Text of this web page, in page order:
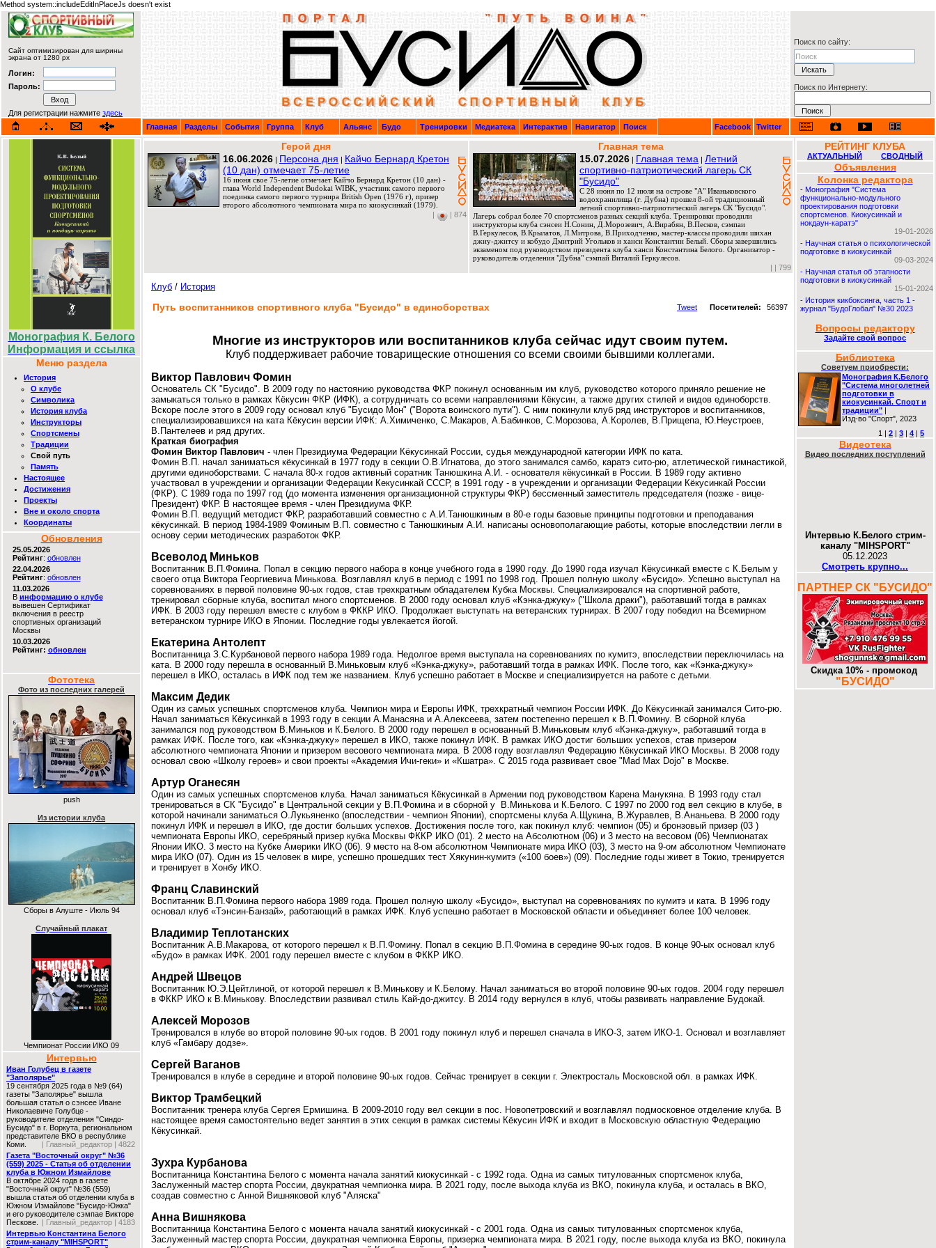
Method system::includeEditInPlaceJs doesn't exist
Сайт оптимизирован для ширины
экрана от 1280 px
Логин:
Пароль:
Для регистрации нажмите здесь
Поиск по сайту:
Поиск по Интернету:
Главная Разделы События Группа Клуб Альянс Будо Тренировки Медиатека Интерактив Навигатор Поиск Facebook Twitter
Монография К. Белого
Информация и ссылка
Меню раздела
История
О клубе
Cимволика
История клуба
Инструкторы
Спортсмены
Традиции
Свой путь
Память
Настоящее
Достижения
Проекты
Вне и около спорта
Координаты
Обновления
25.05.2026
Рейтинг: обновлен
22.04.2026
Рейтинг: обновлен
11.03.2026
В информацию о клубе
вывешен Сертификат
включения в реестр
спортивных организаций
Москвы
10.03.2026
Рейтинг: обновлен
Фототека
Фото из последних галерей
push
Из истории клуба
Сборы в Алуште - Июль 94
Случайный плакат
Чемпионат России ИКО 09
Интервью
Иван Голубец в газете
"Заполярье"
19 сентября 2025 года в №9 (64)
газеты "Заполярье" вышла
большая статья о сэнсее Иване
Николаевиче Голубце -
руководителе отделения "Синдо-
Бусидо" в г. Воркута, региональном
представителе ВКО в республике
Коми.
| Главный_редактор | 4822
Газета "Восточный округ" №36
(559) 2025 - Статья об отделении
клуба в Южном Измайлове
В октябре 2024 годв в газете
"Восточный округ" №36 (559)
вышла статья об отделении клуба в
Южном Измайлове "Бусидо-Южка"
и его руководителе сэмпае Викторе
Пескове.
| Главный_редактор | 4183
Интервью Константина Белого
стрим-каналу "MIHSPORT"
Герой дня
16.06.2026 | Персона дня | Кайчо Бернард Кретон
(10 дан) отмечает 75-летие
16 июня свое 75-летие отмечает Кайчо Бернард Кретон (10 дан) -
глава World Independent Budokai WIBK, участник самого первого
поединка самого первого турнира British Open (1976 г), призер
второго абсолютного чемпионата мира по киокусинкай (1979).
|
| 874
Главная тема
15.07.2026 | Главная тема | Летний
спортивно-патриотический лагерь СК
"Бусидо"
C 28 июня по 12 июля на острове "А" Иваньковского
водохранилища (г. Дубна) прошел 8-ой традиционный
летний спортивно-патриотический лагерь СК "Бусидо".
Лагерь собрал более 70 спортсменов разных секций клуба. Тренировки проводили
инструкторы клуба сэнсеи Н.Сонин, Д.Морозевич, А.Вирабян, В.Песков, сэмпаи
В.Геркулесов, В.Крылатов, Л.Митрова, В.Приходченко, мастер-классы проводили шихан
джиу-джитсу и кобудо Дмитрий Угольков и ханси Константин Белый. Сборы завершились
экзаменом под руководством президента клуба ханси Константина Белого. Организатор -
руководитель отделения "Дубна" сэмпай Виталий Геркулесов.
| | 799
Клуб / История
Путь воспитанников спортивного клуба "Бусидо" в единоборствах Tweet Посетителей: 56397
Многие из инструкторов или воспитанников клуба сейчас идут своим путем.
Клуб поддерживает рабочие товарищеские отношения со всеми своими бывшими коллегами.
Виктор Павлович Фомин
Основатель СК "Бусидо". В 2009 году по настоянию руководства ФКР покинул основанным им клуб, руководство которого приняло решение не
замыкаться только в рамках Кёкусин ФКР (ИФК), а сотрудничать со всеми направлениями Кёкусин, а также других стилей и видов единоборств.
Вскоре после этого в 2009 году основал клуб "Бусидо Мон" ("Ворота воинского пути"). С ним покинули клуб ряд инструкторов и воспитанников,
специализировавшихся на ката Кёкусин версии ИФК: А.Химиченко, С.Макаров, А.Бабинков, С.Морозова, А.Королев, В.Прищепа, Ю.Неустроев,
В.Пантелеев и ряд других.
Краткая биография
Фомин Виктор Павлович - член Президиума Федерации Кёкусинкай России, судья международной категории ИФК по ката.
Фомин В.П. начал заниматься кёкусинкай в 1977 году в секции О.В.Игнатова, до этого занимался самбо, каратэ сито-рю, атлетической гимнастикой,
другими единоборствами. С начала 80-х годов активный соратник Танюшкина А.И. - основателя кёкусинкай в России. В 1989 году активно
участвовал в учреждении и организации Федерации Кекусинкай СССР, в 1991 году - в учреждении и организации Федерации Кёкусинкай России
(ФКР). С 1989 года по 1997 год (до момента изменения организационной структуры ФКР) бессменный заместитель председателя (позже - вице-
Президент) ФКР. В настоящее время - член Президиума ФКР.
Фомин В.П. ведущий методист ФКР, разработавший совместно с А.И.Танюшкиным в 80-е годы базовые принципы подготовки и преподавания
кёкусинкай. В период 1984-1989 Фоминым В.П. совместно с Танюшкиным А.И. написаны основополагающие работы, которые впоследствии легли в
основу серии методических разработок ФКР.
Всеволод Миньков
Воспитанник В.П.Фомина. Попал в секцию первого набора в конце учебного года в 1990 году. До 1990 года изучал Кёкусинкай вместе с К.Белым у
своего отца Виктора Георгиевича Минькова. Возглавлял клуб в период с 1991 по 1998 год. Прошел полную школу «Бусидо». Успешно выступал на
соревнованиях в первой половине 90-ых годов, став трехкратным обладателем Кубка Москвы. Специализировался на спортивной работе,
тренировал сборные клуба, воспитал много спортсменов. В 2000 году основал клуб «Кэнка-джуку» ("Школа драки"), работавший тогда в рамках
ИФК. В 2003 году перешел вместе с клубом в ФККР ИКО. Продолжает выступать на ветеранских турнирах. В 2007 году победил на Всемирном
ветеранском турнире ИКО в Японии. Последние годы увлекается йогой.
Екатерина Антолепт
Воспитанница З.С.Курбановой первого набора 1989 года. Недолгое время выступала на соревнованиях по кумитэ, впоследствии переключилась на
ката. В 2000 году перешла в основанный В.Миньковым клуб «Кэнка-джуку», работавший тогда в рамках ИФК. После того, как «Кэнка-джуку»
перешел в ИКО, осталась в ИФК под тем же названием. Клуб успешно работает в Москве и специализируется на работе с детьми.
Максим Дедик
Один из самых успешных спортсменов клуба. Чемпион мира и Европы ИФК, трехкратный чемпион России ИФК. До Кёкусинкай занимался Сито-рю.
Начал заниматься Кёкусинкай в 1993 году в секции А.Манасяна и А.Алексеева, затем постепенно перешел к В.П.Фомину. В сборной клуба
занимался под руководством В.Миньков и К.Белого. В 2000 году перешел в основанный В.Миньковым клуб «Кэнка-джуку», работавший тогда в
рамках ИФК. После того, как «Кэнка-джуку» перешел в ИКО, также покинул ИФК. В рамках ИКО достиг больших успехов, став призером
абсолютного чемпионата Японии и призером весового чемпионата мира. В 2008 году возглавлял Федерацию Кёкусинкай ИКО Москвы. В 2008 году
основал свою «Школу героев» и свои проекты «Академия Ичи-геки» и «Кшатра». С 2015 года развивает свое "Mad Max Dojo" в Москве.
Артур Оганесян
Один из самых успешных спортсменов клуба. Начал заниматься Кёкусинкай в Армении под руководством Карена Манукяна. В 1993 году стал
тренироваться в СК "Бусидо" в Центральной секции у В.П.Фомина и в сборной у В.Минькова и К.Белого. С 1997 по 2000 год вел секцию в клубе, в
которой начинали заниматься О.Лукьяненко (впоследствии - чемпион Японии), спортсмены клуба А.Щукина, В.Журавлев, В.Ананьева. В 2000 году
покинул ИФК и перешел в ИКО, где достиг больших успехов. Достижения после того, как покинул клуб: чемпион (05) и бронзовый призер (03 )
чемпионата Европы ИКО, серебряный призер кубка Москвы ФККР ИКО (01). 2 место на Абсолютном (06) и 3 место на весовом (06) Чемпионатах
Японии ИКО. 3 место на Кубке Америки ИКО (06). 9 место на 8-ом абсолютном Чемпионате мира ИКО (03), 3 место на 9-ом абсолютном Чемпионате
мира ИКО (07). Один из 15 человек в мире, успешно прошедших тест Хякунин-кумитэ («100 боев») (09). Последние годы живет в Токио, тренируется
и тренирует в Хонбу ИКО.
Франц Славинский
Воспитанник В.П.Фомина первого набора 1989 года. Прошел полную школу «Бусидо», выступал на соревнованиях по кумитэ и ката. В 1996 году
основал клуб «Тэнсин-Банзай», работающий в рамках ИФК. Клуб успешно работает в Московской области и объединяет более 100 человек.
Владимир Теплотанских
Воспитанник А.В.Макарова, от которого перешел к В.П.Фомину. Попал в секцию В.П.Фомина в середине 90-ых годов. В конце 90-ых основал клуб
«Будо» в рамках ИФК. 2001 году перешел вместе с клубом в ФККР ИКО.
Андрей Швецов
Воспитанник Ю.Э.Цейтлиной, от которой перешел к В.Минькову и К.Белому. Начал заниматься во второй половине 90-ых годов. 2004 году перешел
в ФККР ИКО к В.Минькову. Впоследствии развивал стиль Кай-до-джитсу. В 2014 году вернулся в клуб, чтобы развивать направление Будокай.
Алексей Морозов
Тренировался в клубе во второй половине 90-ых годов. В 2001 году покинул клуб и перешел сначала в ИКО-3, затем ИКО-1. Основал и возглавляет
клуб «Гамбару додзе».
Сергей Ваганов
Тренировался в клубе в середине и второй половине 90-ых годов. Сейчас тренирует в секции г. Электросталь Московской обл. в рамках ИФК.
Виктор Трамбецкий
Воспитанник тренера клуба Сергея Ермишина. В 2009-2010 году вел секции в пос. Новопетровский и возглавлял подмосковное отделение клуба. В
настоящее время самостоятельно ведет занятия в этих секция в рамках системы Кёкусин ИФК и входит в Московскую областную Федерацию
Кёкусинкай.
Зухра Курбанова
Воспитанница Константина Белого с момента начала занятий киокусинкай - с 1992 года. Одна из самых титулованных спортсменок клуба,
Заслуженный мастер спорта России, двукратная чемпионка мира. В 2021 году, после выхода клуба из ВКО, покинула клуба, и осталась в ВКО,
создав совместно с Анной Вишняковой клуб "Аляска"
Анна Вишнякова
Воспитанница Константина Белого с момента начала занятий киокусинкай - с 2001 года. Одна из самых титулованных спортсменок клуба,
Заслуженный мастер спорта России, двукратная чемпионка Европы, призерка чемпионата мира. В 2021 году, после выхода клуба из ВКО, покинула
РЕЙТИНГ КЛУБА
АКТУАЛЬНЫЙ СВОДНЫЙ
Объявления
Колонка редактора
- Монография "Система
функционально-модульного
проектирования подготовки
спортсменов. Киокусинкай и
нокдаун-каратэ"
19-01-2026
- Научная статья о психологической
подготовке в киокусинкай
09-03-2024
- Научная статья об этапности
подготовки в киокусинкай
15-01-2024
- История кикбоксинга, часть 1 -
журнал "БудоГлобал" №30 2023
Интервью К.Белого стрим-каналу
"MIHSPORT"
Статья про патриотизм в спорте в
журнале "Военные знания" ДОСААФ
России
21-09-2023
-Научная статья о возрасте
максимально спортивной
реализации
15-08-2023
Монография "Система многолетней
подготовки в киокусинкай. Спорт и
01-07-2023
Научная статья по индикаторам
эффективности соревновательной
деятельности
-Додзе большие и маленькие. Часть
12-08-2018
Футбол. Справедливость и
милосердие
02-07-2018
-Муром. «Знаковое» место.
25-10-2017
Додзе большие и маленькие. Часть
16. Алма-Ата. DOJO.KZ
13-10-2017
Вопросы редактору
Задайте свой вопрос
Библиотека
Советуем приобрести:
Монография К.Белого
"Система многолетней
подготовки в
киокусинкай. Спорт и
традиции" |
Изд-во "Спорт", 2023
1 | 2 | 3 | 4 | 5
Видеотека
Видео последних поступлений
Интервью К.Белого стрим-
каналу "MIHSPORT"
05.12.2023
Смотреть крупно...
ПАРТНЕР СК "БУСИДО"
Скидка 10% - промокод
"БУСИДО"